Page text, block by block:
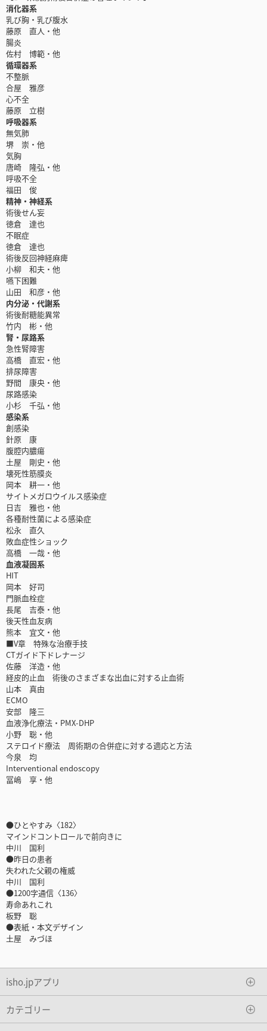
消化器系
乳び胸・乳び腹水
藤原 直人・他
腸炎
佐村 博範・他
循環器系
不整脈
合屋 雅彦
心不全
藤原 立樹
呼吸器系
無気肺
堺 崇・他
気胸
唐崎 隆弘・他
呼吸不全
福田 俊
精神・神経系
術後せん妄
徳倉 達也
不眠症
徳倉 達也
術後反回神経麻痺
小柳 和夫・他
嚥下困難
山田 和彦・他
内分泌・代謝系
術後耐糖能異常
竹内 彬・他
腎・尿路系
急性腎障害
高橋 直宏・他
排尿障害
野間 康央・他
尿路感染
小杉 千弘・他
感染系
創感染
針原 康
腹腔内膿瘍
土屋 剛史・他
壊死性筋膜炎
岡本 耕一・他
サイトメガロウイルス感染症
日吉 雅也・他
各種耐性菌による感染症
松永 直久
敗血症性ショック
高橋 一哉・他
血液凝固系
HIT
岡本 好司
門脈血栓症
長尾 吉泰・他
後天性血友病
熊本 宜文・他
■V章 特殊な治療手技
CTガイド下ドレナージ
佐藤 洋造・他
経皮的止血 術後のさまざまな出血に対する止血術
山本 真由
ECMO
安部 隆三
血液浄化療法・PMX-DHP
小野 聡・他
ステロイド療法 周術期の合併症に対する適応と方法
今泉 均
Interventional endoscopy
冨嶋 享・他
●ひとやすみ〈182〉
マインドコントロールで前向きに
中川 国利
●昨日の患者
失われた父親の権威
中川 国利
●1200字通信〈136〉
寿命あれこれ
板野 聡
●表紙・本文デザイン
土屋 みづほ
isho.jpアプリ
カテゴリー